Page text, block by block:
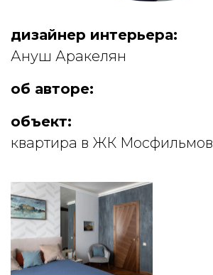
дизайнер интерьера:
Ануш Аракелян
об авторе:
объект:
квартира в ЖК